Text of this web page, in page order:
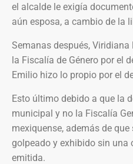
el alcalde le exigía
aún esposa, a cambio de la
Semanas después,
la Fiscalía de Género por el
Emilio hizo lo propio por el
Esto último debido a que la
municipal y no la Fiscalía
mexiquense, además de
golpeado y exhibido sin una
emitida.